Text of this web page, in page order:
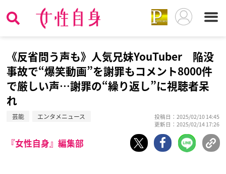
《反省問う声も》人気兄妹YouTuber 陥没
事故で“爆笑動画”を謝罪もコメント8000件
で厳しい声…謝罪の“繰り返し”に視聴者呆
れ
芸能 エンタメニュース
投稿日：2025/02/10 14:45
更新日：2025/02/14 17:26
『女性自身』編集部